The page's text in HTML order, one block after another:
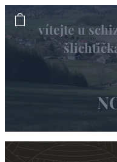
vítejte u